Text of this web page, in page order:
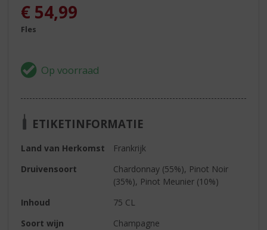
€ 54,99
Fles
ETIKETINFORMATIE
Land van Herkomst
Frankrijk
Druivensoort
Chardonnay (55%), Pinot Noir
(35%), Pinot Meunier (10%)
Inhoud
75 CL
Soort wijn
Champagne